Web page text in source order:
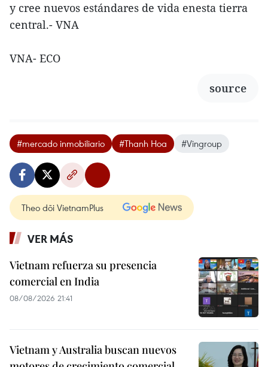
y cree nuevos estándares de vida enesta tierra
central.- VNA
VNA- ECO
source
#mercado inmobiliario #Thanh Hoa #Vingroup
Theo dõi VietnamPlus
VER MÁS
Vietnam refuerza su presencia
comercial en India
08/08/2026 21:41
Vietnam y Australia buscan nuevos